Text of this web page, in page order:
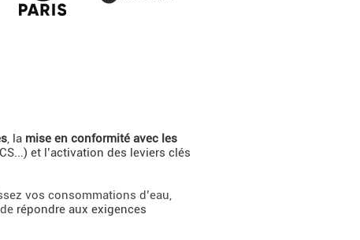
, la mise en conformité avec les
et l’activation des leviers clés
vos consommations d’eau,
répondre aux exigences